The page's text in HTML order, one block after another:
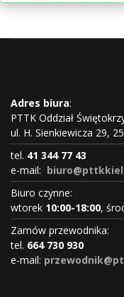
Adres biura:
PTTK Oddział
ul. H. Sienkiewicza 29,
tel. 41 344 77 43
e-mail:
Biuro czynne:
wtorek 10:00-18:00,
Zamów przewodnika:
tel. 664 730 930
e-mail: